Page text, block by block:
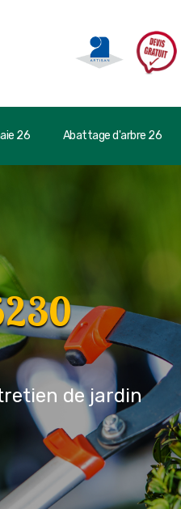
26 Abattage d'arbre 26
de jardin